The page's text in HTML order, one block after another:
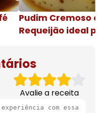
Pudim Cremoso
Requeijão ideal
Avalie a receita